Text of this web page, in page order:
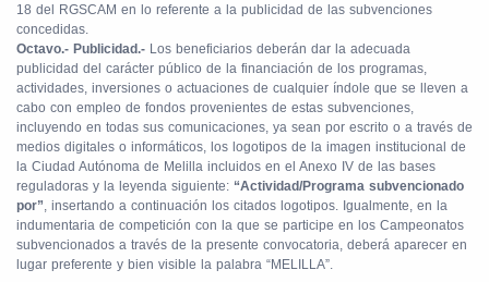
18 del RGSCAM en lo referente a la publicidad de las subvenciones
concedidas.
Octavo.- Publicidad.- Los beneficiarios deberán dar la adecuada
publicidad del carácter público de la financiación de los programas,
actividades, inversiones o actuaciones de cualquier índole que se lleven a
cabo con empleo de fondos provenientes de estas subvenciones,
incluyendo en todas sus comunicaciones, ya sean por escrito o a través de
medios digitales o informáticos, los logotipos de la imagen institucional de
la Ciudad Autónoma de Melilla incluidos en el Anexo IV de las bases
reguladoras y la leyenda siguiente: “Actividad/Programa subvencionado
por”, insertando a continuación los citados logotipos. Igualmente, en la
indumentaria de competición con la que se participe en los Campeonatos
subvencionados a través de la presente convocatoria, deberá aparecer en
lugar preferente y bien visible la palabra “MELILLA”.